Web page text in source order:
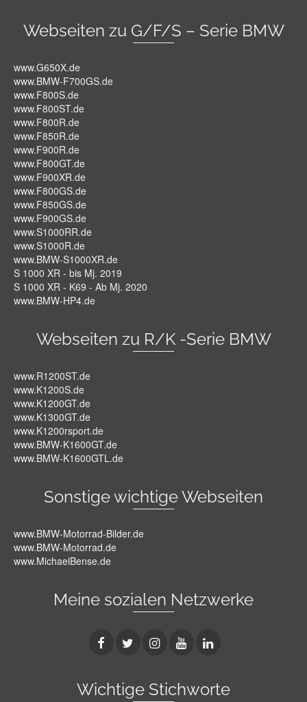
Webseiten zu G/F/S – Serie BMW
www.G650X.de
www.BMW-F700GS.de
www.F800S.de
www.F800ST.de
www.F800R.de
www.F850R.de
www.F900R.de
www.F800GT.de
www.F900XR.de
www.F800GS.de
www.F850GS.de
www.F900GS.de
www.S1000RR.de
www.S1000R.de
www.BMW-S1000XR.de
S 1000 XR - bis Mj. 2019
S 1000 XR - K69 - Ab Mj. 2020
www.BMW-HP4.de
Webseiten zu R/K -Serie BMW
www.R1200ST.de
www.K1200S.de
www.K1200GT.de
www.K1300GT.de
www.K1200rsport.de
www.BMW-K1600GT.de
www.BMW-K1600GTL.de
Sonstige wichtige Webseiten
www.BMW-Motorrad-Bilder.de
www.BMW-Motorrad.de
www.MichaelBense.de
Meine sozialen Netzwerke
Wichtige Stichworte